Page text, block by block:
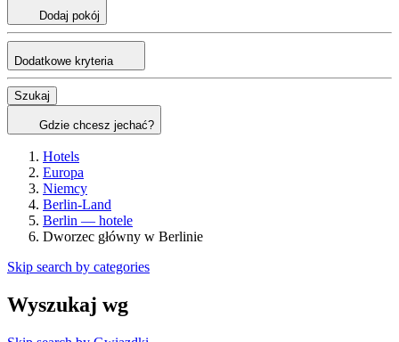
Dodaj pokój
Dodatkowe kryteria
Szukaj
Gdzie chcesz jechać?
Hotels
Europa
Niemcy
Berlin-Land
Berlin — hotele
Dworzec główny w Berlinie
Skip search by categories
Wyszukaj wg